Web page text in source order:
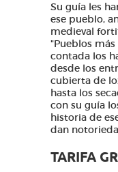
Su guía les
ese pueblo,
medieval
"Pueblos
contada los
desde los
cubierta de
hasta los
con su guía
historia de
dan
TARIFA